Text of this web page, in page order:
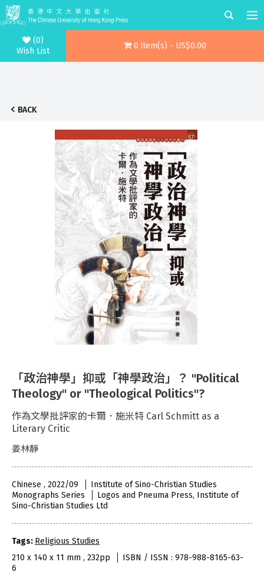
(0)
Wish List
0 item(s) - US$0.00
BACK
「政治神學」抑或「神學政治」？ "Political
Theology" or "Theological Politics"?
作為文學批評家的卡爾．施米特 Carl Schmitt as a
Literary Critic
姜林靜
Chinese , 2022/09
Institute of Sino-Christian Studies
Monographs Series
Logos and Pneuma Press, Institute of
Sino-Christian Studies Ltd
Tags: Religious Studies
210 x 140 x 11 mm , 232pp
ISBN / ISSN : 978-988-8165-63-
6